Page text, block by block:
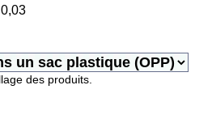
des produits.